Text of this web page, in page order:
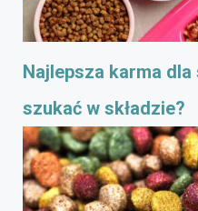
Najlepsza karma
szukać w składzie?